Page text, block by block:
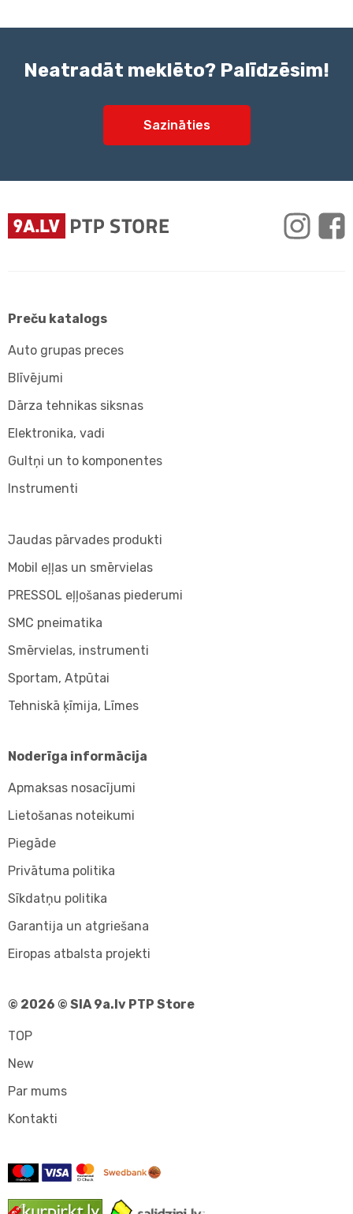
Neatradāt meklēto? Palīdzēsim!
Sazināties
Preču katalogs
Auto grupas preces
Blīvējumi
Dārza tehnikas siksnas
Elektronika, vadi
Gultņi un to komponentes
Instrumenti
Jaudas pārvades produkti
Mobil eļļas un smērvielas
PRESSOL eļļošanas piederumi
SMC pneimatika
Smērvielas, instrumenti
Sportam, Atpūtai
Tehniskā ķīmija, Līmes
Noderīga informācija
Apmaksas nosacījumi
Lietošanas noteikumi
Piegāde
Privātuma politika
Sīkdatņu politika
Garantija un atgriešana
Eiropas atbalsta projekti
© 2026 © SIA 9a.lv PTP Store
TOP
New
Par mums
Kontakti